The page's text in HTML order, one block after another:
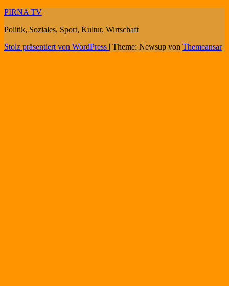
PIRNA TV
Politik, Soziales, Sport, Kultur, Wirtschaft
Stolz präsentiert von WordPress | Theme: Newsup von Themeansar